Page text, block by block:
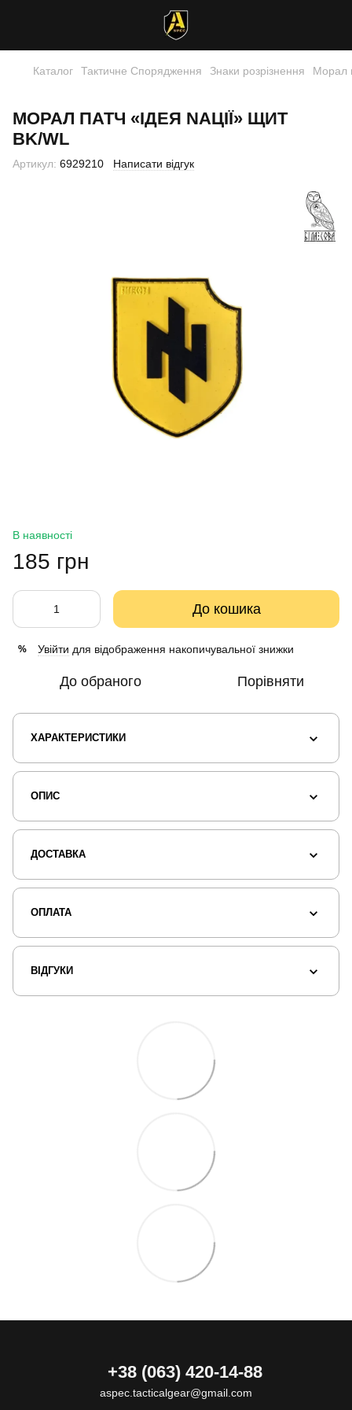
Каталог Тактичне Спорядження Знаки розрізнення Морал
МОРАЛ ПАТЧ «ІДЕЯ NАЦІЇ» ЩИТ
BK/WL
Артикул: 6929210 Написати відгук
В наявності
185 грн
До кошика
% Увійти для відображення накопичувальної знижки
До обраного Порівняти
ХАРАКТЕРИСТИКИ
ОПИС
ДОСТАВКА
ОПЛАТА
ВІДГУКИ
+38 (063) 420-14-88
aspec.tacticalgear@gmail.com